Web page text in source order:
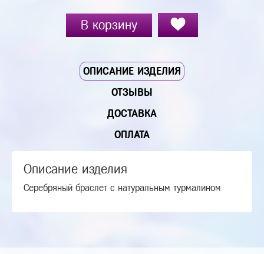
В корзину
ОПИСАНИЕ ИЗДЕЛИЯ
ОТЗЫВЫ
ДОСТАВКА
ОПЛАТА
Описание изделия
Серебряный браслет с натуральным турмалином